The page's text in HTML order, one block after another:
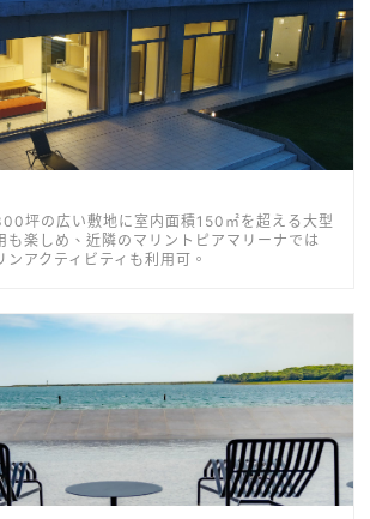
坪の広い敷地に室内面積150㎡を超える大型
も楽しめ、近隣のマリントピアマリーナでは
アクティビティも利用可。